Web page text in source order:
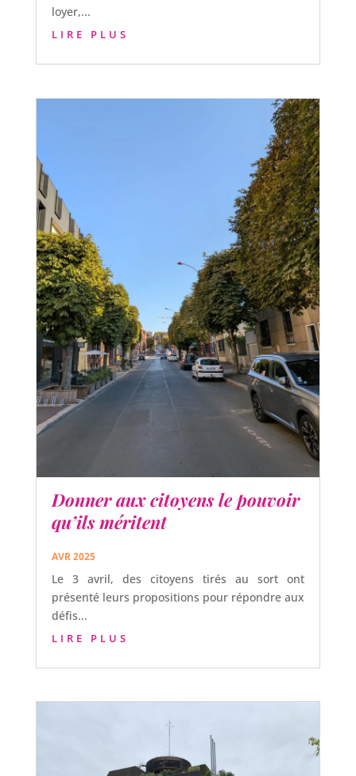
loyer,...
LIRE PLUS
Donner aux citoyens le pouvoir
qu’ils méritent
AVR 2025
Le 3 avril, des citoyens tirés au sort ont
présenté leurs propositions pour répondre aux
défis...
LIRE PLUS